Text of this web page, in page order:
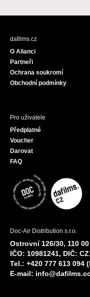
dafilms.cz
O Alianci
Partneři
Ochrana soukromí
Obchodní podmínky
Pro uživatele
Předplatné
Voucher
Darovat
FAQ
Doc-Air Distribution s.r.o.
Ostrovní 126/30, 110
IČO: 10981241, DIČ:
Tel.: +420 777 613 094
E-mail: